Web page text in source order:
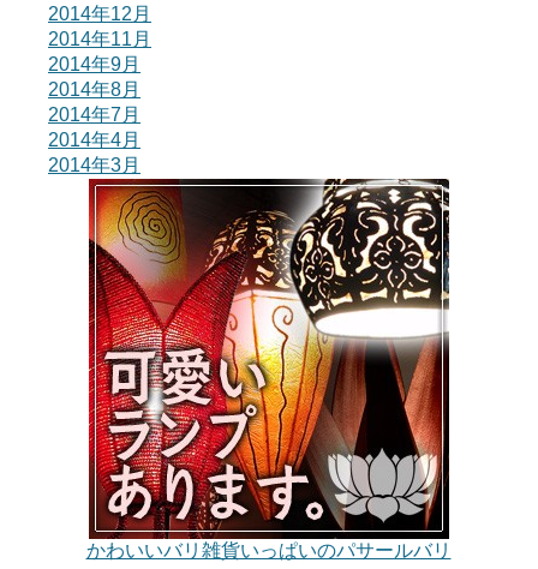
2014年12月
2014年11月
2014年9月
2014年8月
2014年7月
2014年4月
2014年3月
かわいいバリ雑貨いっぱいのパサールバリ